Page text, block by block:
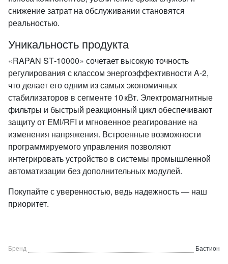
снижение затрат на обслуживании становятся
реальностью.
Уникальность продукта
«RAPAN ST‑10000» сочетает высокую точность
регулирования с классом энергоэффективности A‑2,
что делает его одним из самых экономичных
стабилизаторов в сегменте 10 кВт. Электромагнитные
фильтры и быстрый реакционный цикл обеспечивают
защиту от EMI/RFI и мгновенное реагирование на
изменения напряжения. Встроенные возможности
программируемого управления позволяют
интегрировать устройство в системы промышленной
автоматизации без дополнительных модулей.
Покупайте с уверенностью, ведь надежность — наш
приоритет.
Бренд Бастион